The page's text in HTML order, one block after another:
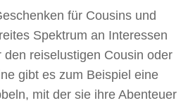
für Cousins und
Spektrum an Interessen
den reiselustigen Cousin oder
gibt es zum Beispiel eine
mit der sie ihre Abenteuer